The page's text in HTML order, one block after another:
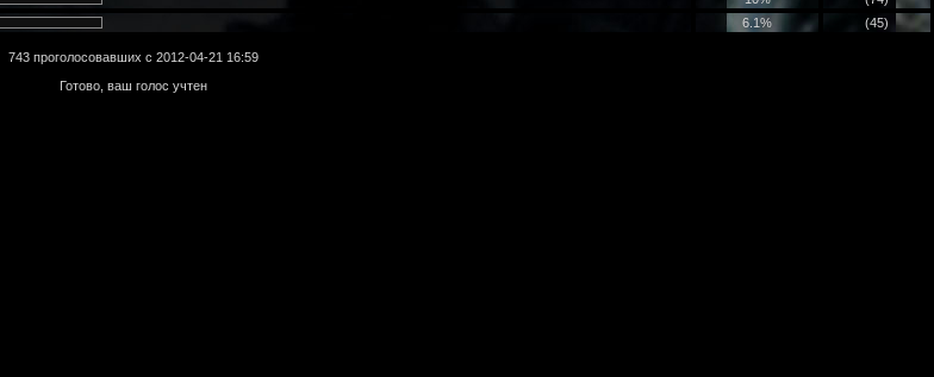
6.1% (45)
743 проголосовавших с 2012-04-21 16:59
Готово, ваш голос учтен